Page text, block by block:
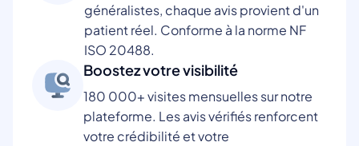
généralistes, chaque avis provient d'un
patient réel. Conforme à la norme NF
ISO 20488.
Boostez votre visibilité
180 000+ visites mensuelles sur notre
plateforme. Les avis vérifiés renforcent
votre crédibilité et votre